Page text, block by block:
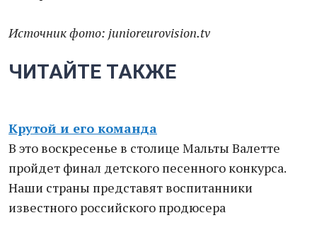
Источник фото: junioreurovision.tv
ЧИТАЙТЕ ТАКЖЕ
Крутой и его команда
В это воскресенье в столице Мальты Валетте
пройдет финал детского песенного конкурса.
Наши страны представят воспитанники
известного российского продюсера